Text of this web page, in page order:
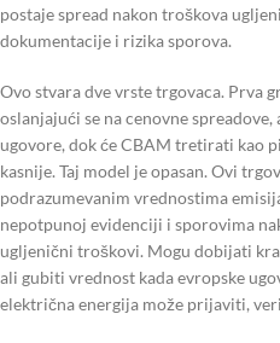
postaje spread nakon troškova
dokumentacije i rizika sporova.
Ovo stvara dve vrste trgovaca. Prva
oslanjajući se na cenovne
ugovore, dok će CBAM tretirati kao
kasnije. Taj model je opasan. Ovi
podrazumevanim vrednostima
nepotpunoj evidenciji i sporovima
ugljenični troškovi. Mogu dobijati
ali gubiti vrednost kada evropske
električna energija može prijaviti,